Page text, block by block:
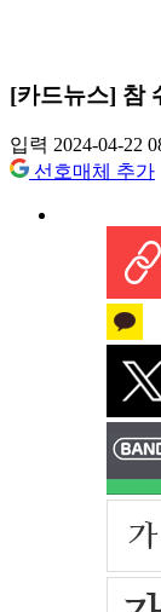
[카드뉴스] 참
입력 2024-04-22
선호매체 추가